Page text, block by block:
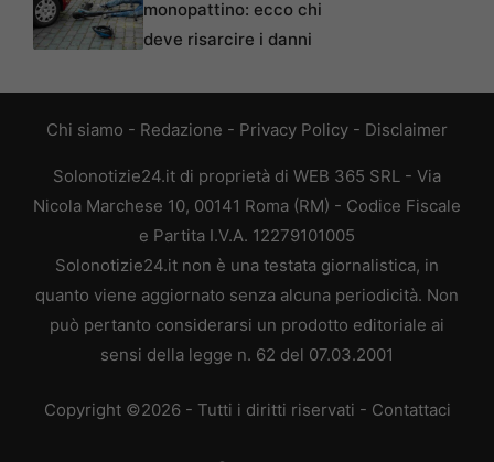
monopattino: ecco chi
deve risarcire i danni
Chi siamo - Redazione - Privacy Policy - Disclaimer
Solonotizie24.it di proprietà di WEB 365 SRL - Via
Nicola Marchese 10, 00141 Roma (RM) - Codice Fiscale
e Partita I.V.A. 12279101005
Solonotizie24.it non è una testata giornalistica, in
quanto viene aggiornato senza alcuna periodicità. Non
può pertanto considerarsi un prodotto editoriale ai
sensi della legge n. 62 del 07.03.2001
Copyright ©2026 - Tutti i diritti riservati - Contattaci